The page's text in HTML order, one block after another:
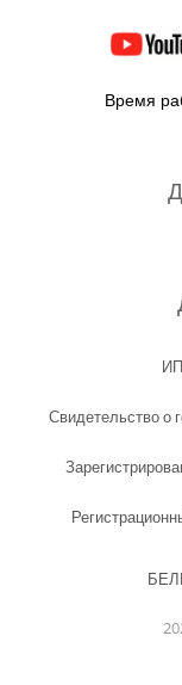
Время
Свидетельство о